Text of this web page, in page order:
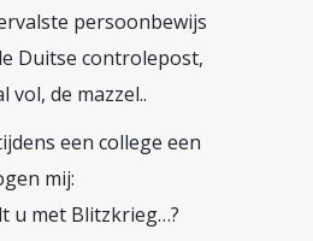
persoonbewijs
Duitse controlepost,
vol, de mazzel..
een college een
mij:
u met Blitzkrieg…?